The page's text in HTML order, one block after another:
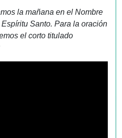
la mañana en el Nombre
Santo. Para la oración
el corto titulado